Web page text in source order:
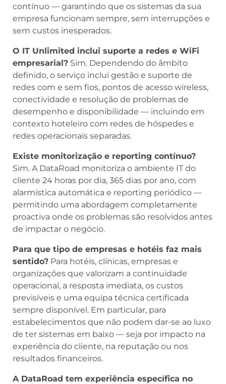
contínuo — garantindo que os sistemas da sua
empresa funcionam sempre, sem interrupções e
sem custos inesperados.
O IT Unlimited inclui suporte a redes e WiFi
empresarial? Sim. Dependendo do âmbito
definido, o serviço inclui gestão e suporte de
redes com e sem fios, pontos de acesso wireless,
conectividade e resolução de problemas de
desempenho e disponibilidade — incluindo em
contexto hoteleiro com redes de hóspedes e
redes operacionais separadas.
Existe monitorização e reporting contínuo?
Sim. A DataRoad monitoriza o ambiente IT do
cliente 24 horas por dia, 365 dias por ano, com
alarmística automática e reporting periódico —
permitindo uma abordagem completamente
proactiva onde os problemas são resolvidos antes
de impactar o negócio.
Para que tipo de empresas e hotéis faz mais
sentido? Para hotéis, clínicas, empresas e
organizações que valorizam a continuidade
operacional, a resposta imediata, os custos
previsíveis e uma equipa técnica certificada
sempre disponível. Em particular, para
estabelecimentos que não podem dar-se ao luxo
de ter sistemas em baixo — seja por impacto na
experiência do cliente, na reputação ou nos
resultados financeiros.
A DataRoad tem experiência específica no